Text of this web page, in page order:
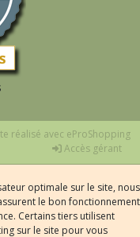
réalisé avec eProShopping
Accès gérant
optimale sur le site, nous
le bon fonctionnement
Certains tiers utilisent
sur le site pour vous